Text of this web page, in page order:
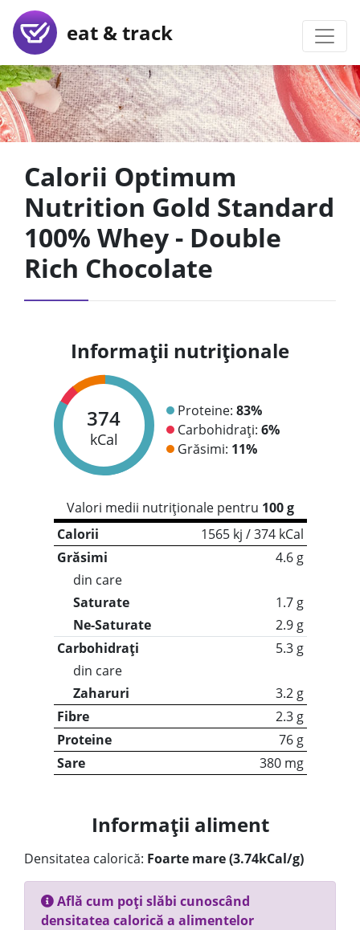
eat & track
Calorii Optimum
Nutrition Gold Standard
100% Whey - Double
Rich Chocolate
Informații nutriționale
374
kCal
Proteine: 83%
Carbohidrați: 6%
Grăsimi: 11%
Valori medii nutriționale pentru 100 g
Calorii
1565 kj / 374 kCal
Grăsimi
4.6 g
din care
Saturate
1.7 g
Ne-Saturate
2.9 g
Carbohidrați
5.3 g
din care
Zaharuri
3.2 g
Fibre
2.3 g
Proteine
76 g
Sare
380 mg
Informații aliment
Densitatea calorică: Foarte mare (3.74kCal/g)
Află cum poți slăbi cunoscând
densitatea calorică a alimentelor